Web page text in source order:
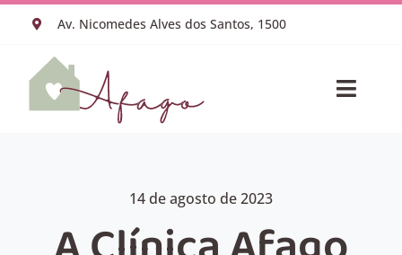
Ir
conteúdo
Av. Nicomedes Alves dos Santos, 1500
Toggle
ESPECIALIDADES
EQUIPE MÉDICA
14 de agosto de 2023